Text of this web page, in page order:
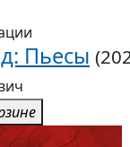
Пьесы